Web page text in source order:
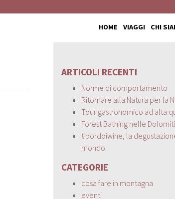
HOME VIAGGI CHI
ARTICOLI RECENTI
Norme di comportamento
Ritornare alla Natura per la
Tour gastronomico ad alta
Forest Bathing nelle Dolomiti
#pordoiwine, la
mondo
CATEGORIE
cosa fare in montagna
eventi